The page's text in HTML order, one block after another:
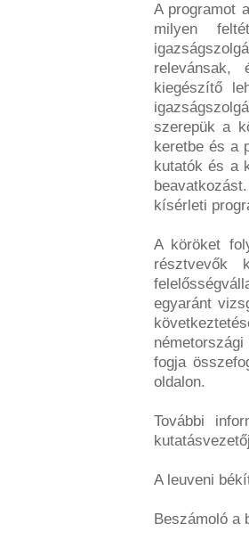
A programot
milyen
relevánsak,
kiegészítő
szerepük a
keretbe és a
kutatók és a
kísérleti
A köröket
résztvevők
egyaránt
fogja
oldalon.
További
A leuveni
Beszámoló a